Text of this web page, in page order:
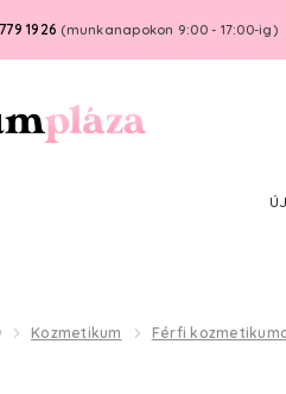
1926 (munkanapokon 9:00 - 17:00-ig)
Kozmetikum Férfi